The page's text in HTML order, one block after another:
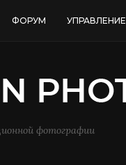
ФОРУМ УПРАВЛЕНИЕ
фотографии